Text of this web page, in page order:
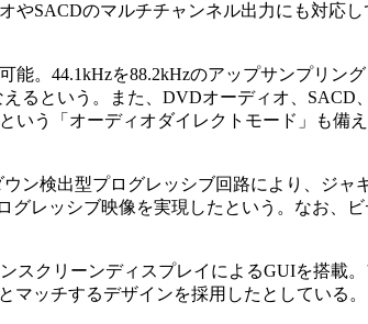
やSACDのマルチチャンネル出力にも対応し
。44.1kHzを88.2kHzのアップサンプリング
るという。また、DVDオーディオ、SACD
いう「オーディオダイレクトモード」も備
ン検出型プログレッシブ回路により、ジャ
グレッシブ映像を実現したという。なお、ビ
スクリーンディスプレイによるGUIを搭載
マッチするデザインを採用したとしている。